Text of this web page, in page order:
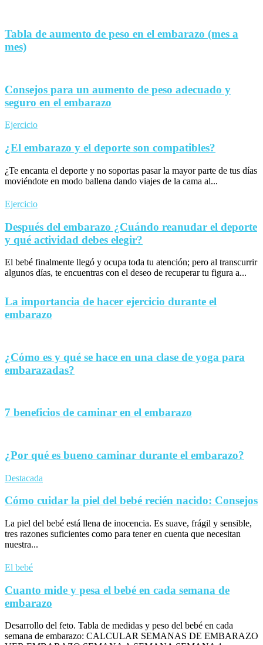
Tabla de aumento de peso en el embarazo (mes a
mes)
Consejos para un aumento de peso adecuado y
seguro en el embarazo
Ejercicio
¿El embarazo y el deporte son compatibles?
¿Te encanta el deporte y no soportas pasar la mayor parte de tus días
moviéndote en modo ballena dando viajes de la cama al...
Ejercicio
Después del embarazo ¿Cuándo reanudar el deporte
y qué actividad debes elegir?
El bebé finalmente llegó y ocupa toda tu atención; pero al transcurrir
algunos días, te encuentras con el deseo de recuperar tu figura a...
La importancia de hacer ejercicio durante el
embarazo
¿Cómo es y qué se hace en una clase de yoga para
embarazadas?
7 beneficios de caminar en el embarazo
¿Por qué es bueno caminar durante el embarazo?
Destacada
Cómo cuidar la piel del bebé recién nacido: Consejos
La piel del bebé está llena de inocencia. Es suave, frágil y sensible,
tres razones suficientes como para tener en cuenta que necesitan
nuestra...
El bebé
Cuanto mide y pesa el bebé en cada semana de
embarazo
Desarrollo del feto. Tabla de medidas y peso del bebé en cada
semana de embarazo: CALCULAR SEMANAS DE EMBARAZO